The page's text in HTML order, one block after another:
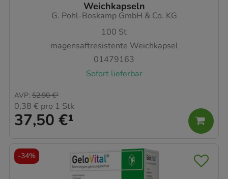
Weichkapseln
G. Pohl-Boskamp GmbH & Co. KG
100 St
magensaftresistente Weichkapsel
01479163
Sofort lieferbar
37,50 €¹
AVP: 52,90 €²
0,38 € pro 1 Stk
-34%